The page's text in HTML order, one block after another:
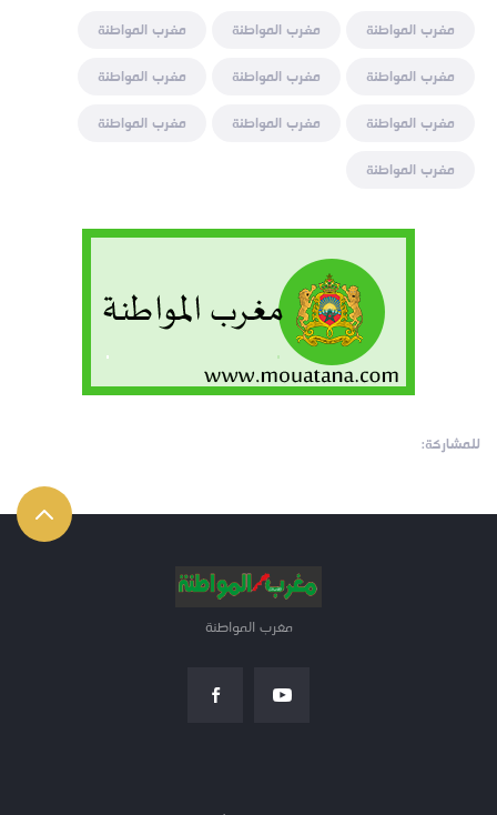
مغرب المواطنة مغرب المواطنة
مغرب المواطنة
مغرب المواطنة
مغرب المواطنة
مغرب المواطنة
مغرب المواطنة
مغرب المواطنة
مغرب المواطنة
مغرب المواطنة
للمشاركة:
مغرب المواطنة